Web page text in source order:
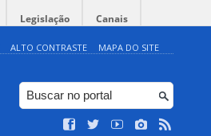
Legislação Canais
ALTO CONTRASTE MAPA DO SITE